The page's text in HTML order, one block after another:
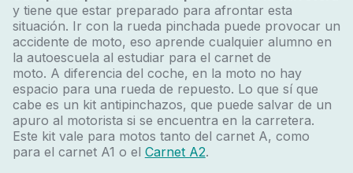
y tiene que estar preparado para afrontar esta
situación. Ir con la rueda pinchada puede provocar un
accidente de moto, eso aprende cualquier alumno en
la autoescuela al estudiar para el carnet de
moto. A diferencia del coche, en la moto no hay
espacio para una rueda de repuesto. Lo que sí que
cabe es un kit antipinchazos, que puede salvar de un
apuro al motorista si se encuentra en la carretera.
Este kit vale para motos tanto del carnet A, como
para el carnet A1 o el Carnet A2.